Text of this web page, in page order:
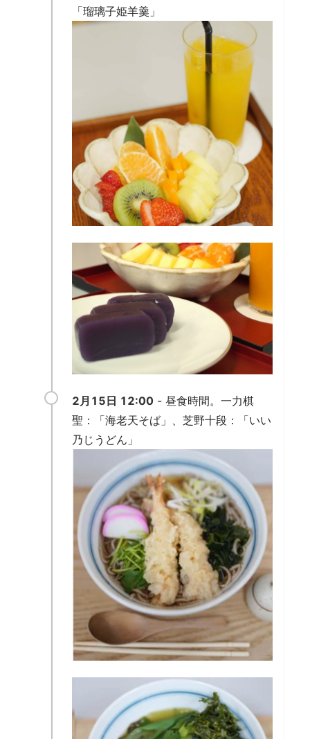
「瑠璃子姫羊羹」
2月15日 12:00 - 昼食時間。一力棋
聖：「海老天そば」、芝野十段：「いい
乃じうどん」